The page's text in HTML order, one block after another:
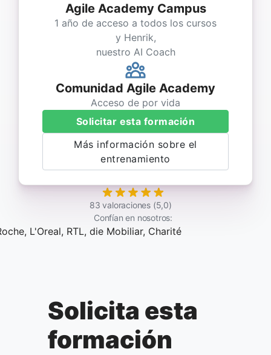
Agile Academy Campus
1 año de acceso a todos los cursos
y Henrik,
nuestro AI Coach
Comunidad Agile Academy
Acceso de por vida
Solicitar esta formación
Más información sobre el
entrenamiento
83 valoraciones (5,0)
Confían en nosotros:
Solicita esta
formación